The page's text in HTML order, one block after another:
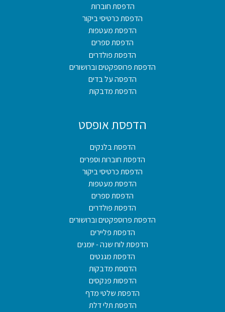
הדפסת חוברות
הדפסת כרטיסי ביקור
הדפסת מעטפות
הדפסת ספרים
הדפסת פולדרים
הדפסת פרוספקטים וברושורים
הדפסה על בדים
הדפסת מדבקות
הדפסת אופסט
הדפסת בלנקים
הדפסת חוברות וספרים
הדפסת כרטיסי ביקור
הדפסת מעטפות
הדפסת ספרים
הדפסת פולדרים
הדפסת פרוספקטים וברושורים
הדפסת פליירים
הדפסת לוח שנה - יומנים
הדפסת מגנטים
הדםסת מדבקות
הדפסות פנקסים
הדפסת שלטי מדף
הדפסת תלי דלת